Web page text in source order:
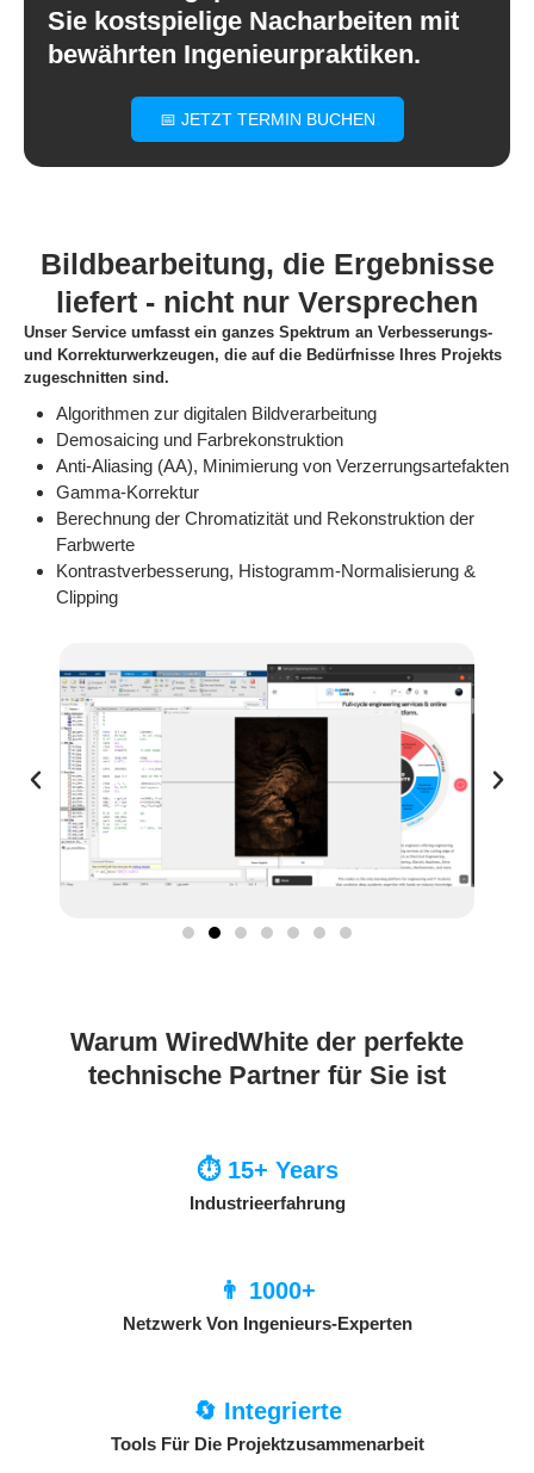
Sie kostspielige Nacharbeiten mit
bewährten Ingenieurpraktiken.
📅 JETZT TERMIN BUCHEN
Bildbearbeitung, die Ergebnisse
liefert - nicht nur Versprechen
Unser Service umfasst ein ganzes Spektrum an Verbesserungs-
und Korrekturwerkzeugen, die auf die Bedürfnisse Ihres Projekts
zugeschnitten sind.
Algorithmen zur digitalen Bildverarbeitung
Demosaicing und Farbrekonstruktion
Anti-Aliasing (AA), Minimierung von Verzerrungsartefakten
Gamma-Korrektur
Berechnung der Chromatizität und Rekonstruktion der
Farbwerte
Kontrastverbesserung, Histogramm-Normalisierung &
Clipping
Warum WiredWhite der perfekte
technische Partner für Sie ist
⏱ 15+ Years
Industrieerfahrung
👨 1000+
Netzwerk Von Ingenieurs-Experten
🔄 Integrierte
Tools Für Die Projektzusammenarbeit